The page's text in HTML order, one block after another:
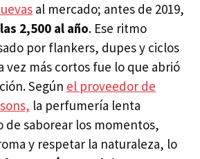
al mercado; antes de 2019,
las 2,500 al año. Ese ritmo
por flankers, dupes y ciclos
vez más cortos fue lo que abrió
Según el proveedor de
la perfumería lenta
de saborear los momentos,
y respetar la naturaleza, lo